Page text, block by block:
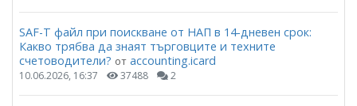
SAF-T файл при поискване от НАП в 14-дневен срок:
Какво трябва да знаят търговците и техните
счетоводители? от accounting.icard
10.06.2026, 16:37 37488 2